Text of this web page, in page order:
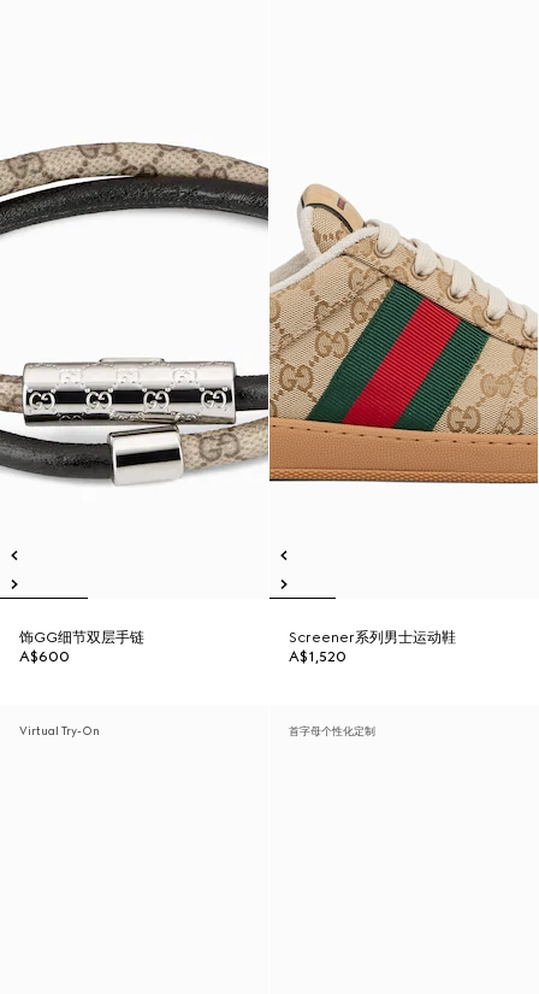
饰GG细节双层手链
A$600
Screener系列男士运动鞋
A$1,520
Virtual Try-On 首字母个性化定制